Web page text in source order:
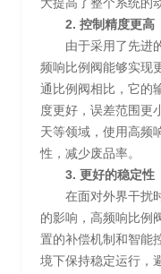
2. 控制精度更高
由于采用了先进
频响比例阀能够实现
通比例阀相比，它的
度更好，误差范围更
天等领域，使用高频
性，减少废品率。
3. 更好的稳定性
在面对外界干扰
的影响，高频响比例
置的补偿机制和智能
境下保持稳定运行，